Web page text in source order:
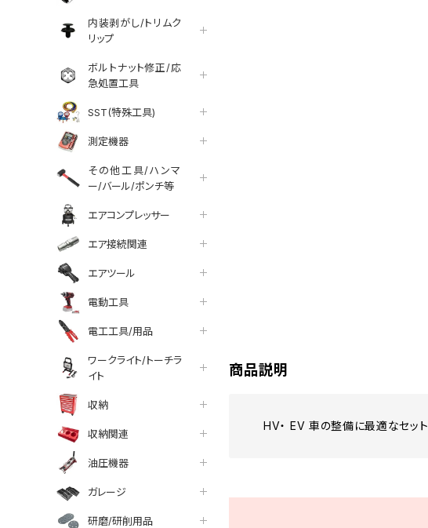
内装剥がし/トリムク
リップ
ボルトナット修正/応
急処置工具
SST(特殊工具)
測定機器
その他工具/ハンマ
ー/バール/ポンチ等
エアコンプレッサー
エア接続関連
エアツール
電動工具
電工工具/用品
ワークライト/トーチラ
イト
収納
収納関連
油圧機器
ガレージ
研磨/研削用品
facebook
line
商品説明
HV・ EV 車の整備に最適なセッ